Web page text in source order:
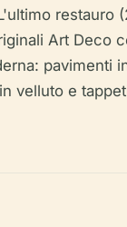
restauro
Art Deco
pavimenti
velluto e